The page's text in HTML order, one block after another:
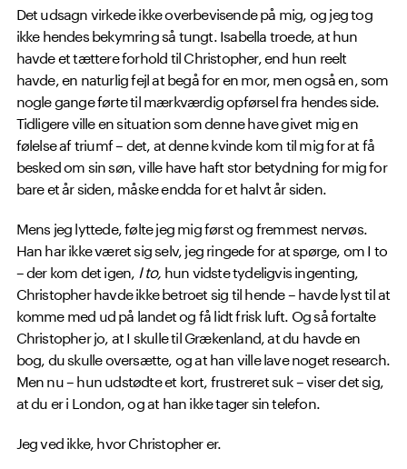
Det udsagn virkede ikke overbevisende på mig, og jeg tog
ikke hendes bekymring så tungt. Isabella troede, at hun
havde et tættere forhold til Christopher, end hun reelt
havde, en naturlig fejl at begå for en mor, men også en, som
nogle gange førte til mærkværdig opførsel fra hendes side.
Tidligere ville en situation som denne have givet mig en
følelse af triumf – det, at denne kvinde kom til mig for at få
besked om sin søn, ville have haft stor betydning for mig for
bare et år siden, måske endda for et halvt år siden.
Mens jeg lyttede, følte jeg mig først og fremmest nervøs.
Han har ikke været sig selv, jeg ringede for at spørge, om I to
– der kom det igen, I to, hun vidste tydeligvis ingenting,
Christopher havde ikke betroet sig til hende – havde lyst til at
komme med ud på landet og få lidt frisk luft. Og så fortalte
Christopher jo, at I skulle til Grækenland, at du havde en
bog, du skulle oversætte, og at han ville lave noget research.
Men nu – hun udstødte et kort, frustreret suk – viser det sig,
at du er i London, og at han ikke tager sin telefon.
Jeg ved ikke, hvor Christopher er.